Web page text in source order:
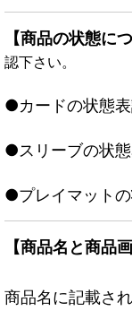
【商品の状態に
認下さい。
●カードの状態
●スリーブの状
●プレイマット
【商品名と商品
商品名に記載さ